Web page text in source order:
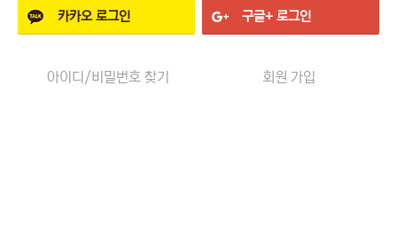
카카오로그인 구글+ 로그인
아이디/비밀번호 찾기 회원 가입